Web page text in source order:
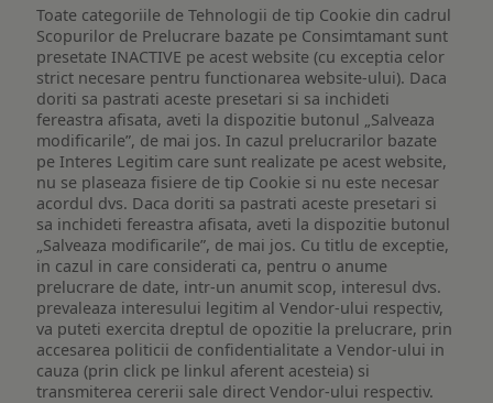
Toate categoriile de Tehnologii de tip Cookie din cadrul
Scopurilor de Prelucrare bazate pe Consimtamant sunt
presetate INACTIVE pe acest website (cu exceptia celor
strict necesare pentru functionarea website-ului). Daca
doriti sa pastrati aceste presetari si sa inchideti
fereastra afisata, aveti la dispozitie butonul „Salveaza
modificarile”, de mai jos. In cazul prelucrarilor bazate
pe Interes Legitim care sunt realizate pe acest website,
nu se plaseaza fisiere de tip Cookie si nu este necesar
acordul dvs. Daca doriti sa pastrati aceste presetari si
sa inchideti fereastra afisata, aveti la dispozitie butonul
„Salveaza modificarile”, de mai jos. Cu titlu de exceptie,
in cazul in care considerati ca, pentru o anume
prelucrare de date, intr-un anumit scop, interesul dvs.
prevaleaza interesului legitim al Vendor-ului respectiv,
va puteti exercita dreptul de opozitie la prelucrare, prin
accesarea politicii de confidentialitate a Vendor-ului in
cauza (prin click pe linkul aferent acesteia) si
transmiterea cererii sale direct Vendor-ului respectiv.